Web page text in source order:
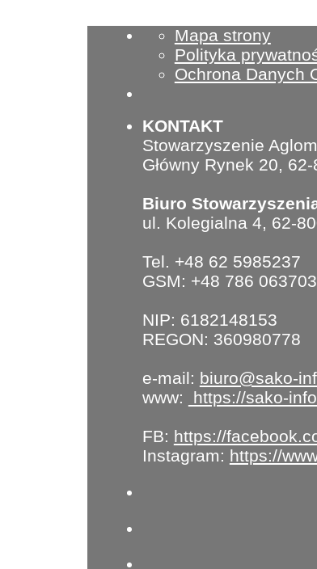
Mapa strony
Polityka
Ochrona Danych
KONTAKT
Stowarzyszenie
Główny Rynek 20,
Biuro
ul. Kolegialna 4, 62-
Tel. +48 62 5985237
GSM: +48 786 063703
NIP: 6182148153
REGON: 360980778
e-mail: biuro@sako-
www:
https://sako-
FB: https://
Instagram: https://